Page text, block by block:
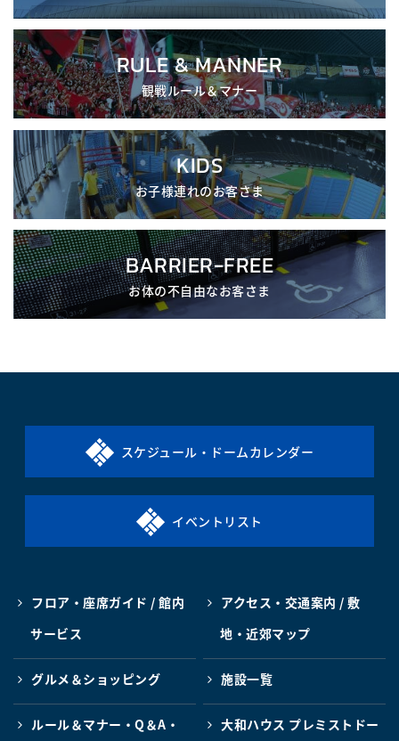
RULE & MANNER
観戦ルール＆マナー
KIDS
お子様連れのお客さま
BARRIER-FREE
お体の不自由なお客さま
スケジュール・ドームカレンダー
イベントリスト
フロア・座席ガイド / 館内
サービス
アクセス・交通案内 / 敷
地・近郊マップ
グルメ＆ショッピング 施設一覧
ルール＆マナー・Q＆A・
大和ハウス プレミストドー